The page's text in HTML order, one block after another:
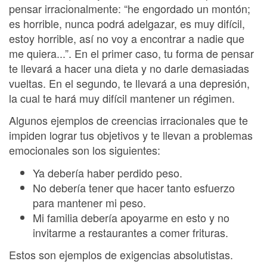
pensar irracionalmente: “he engordado un montón;
es horrible, nunca podrá adelgazar, es muy difícil,
estoy horrible, así no voy a encontrar a nadie que
me quiera...”. En el primer caso, tu forma de pensar
te llevará a hacer una dieta y no darle demasiadas
vueltas. En el segundo, te llevará a una depresión,
la cual te hará muy difícil mantener un régimen.
Algunos ejemplos de creencias irracionales que te
impiden lograr tus objetivos y te llevan a problemas
emocionales son los siguientes:
Ya debería haber perdido peso.
No debería tener que hacer tanto esfuerzo
para mantener mi peso.
Mi familia debería apoyarme en esto y no
invitarme a restaurantes a comer frituras.
Estos son ejemplos de exigencias absolutistas.